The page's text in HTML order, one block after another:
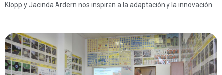
Klopp y Jacinda Ardern nos inspiran a la adaptación y la innovación.